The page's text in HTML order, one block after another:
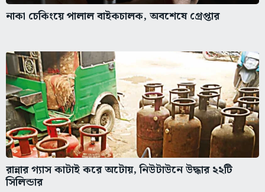
নাকা চেকিংয়ে পালাল বাইকচালক, অবশেষে গ্রেপ্তার
রান্নার গ্যাস কাটাই করে অটোয়, নিউটাউনে উদ্ধার ২২টি
সিলিন্ডার